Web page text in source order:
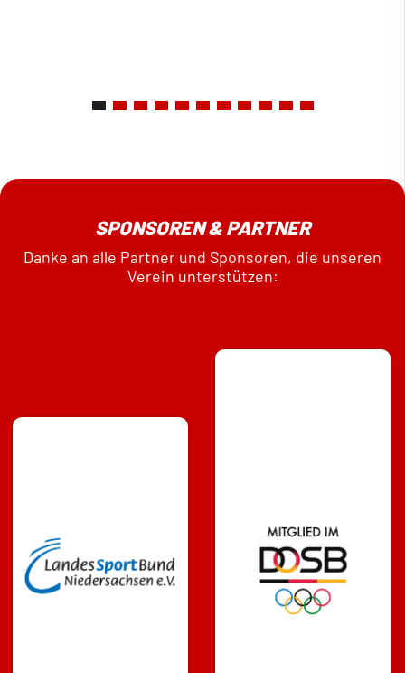
SPONSOREN & PARTNER
Danke an alle Partner und Sponsoren, die unseren
Verein unterstützen: